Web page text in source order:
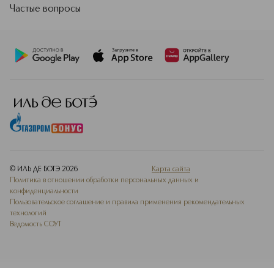
Частые вопросы
© ИЛЬ ДЕ БОТЭ 2026
Карта сайта
Политика в отношении обработки персональных данных и
конфиденциальности
Пользовательское соглашение и правила применения рекомендательных
технологий
Ведомость СОУТ